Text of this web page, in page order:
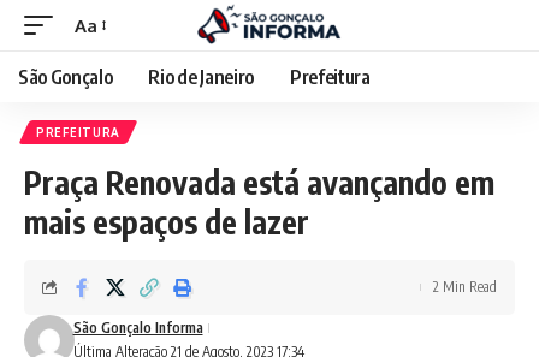
Aa
São Gonçalo Rio de Janeiro Prefeitura
PREFEITURA
Praça Renovada está avançando em
mais espaços de lazer
Última Alteração 21 de Agosto, 2023 17:34
São Gonçalo Informa
2 Min Read